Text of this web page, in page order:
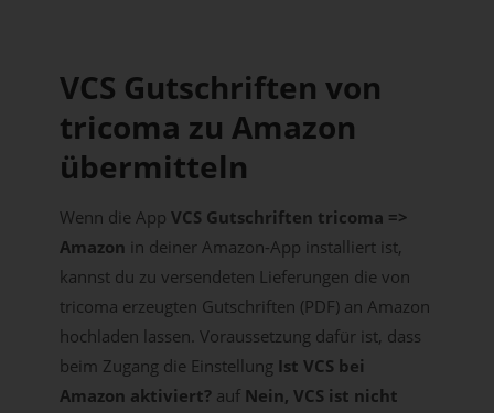
VCS Gutschriften von
tricoma zu Amazon
übermitteln
Wenn die App VCS Gutschriften tricoma =>
Amazon in deiner Amazon-App installiert ist,
kannst du zu versendeten Lieferungen die von
tricoma erzeugten Gutschriften (PDF) an Amazon
hochladen lassen. Voraussetzung dafür ist, dass
beim Zugang die Einstellung Ist VCS bei
Amazon aktiviert?auf Nein, VCS ist nicht